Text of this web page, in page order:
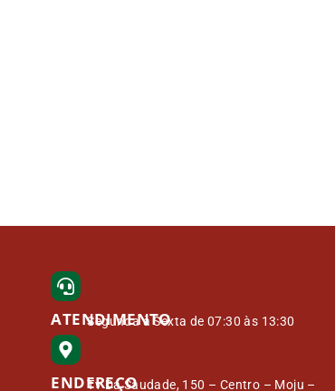
ATENDIMENTO
Segunda à Sexta de 07:30 às 13:30
ENDEREÇO
Tv Da Saudade, 150 – Centro – Moju –